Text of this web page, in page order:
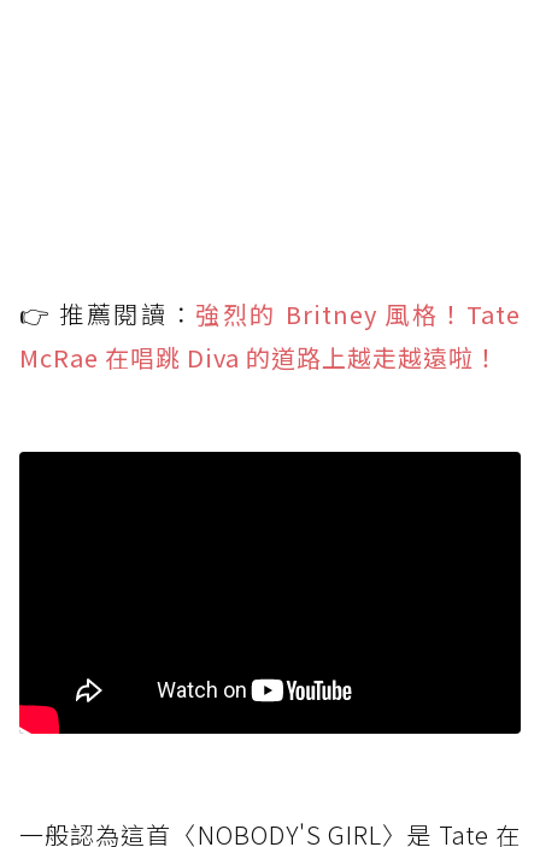
👉 推薦閱讀： 強烈的 Britney 風格！Tate
McRae 在唱跳 Diva 的道路上越走越遠啦！
一般認為這首〈NOBODY'S GIRL〉是 Tate 在